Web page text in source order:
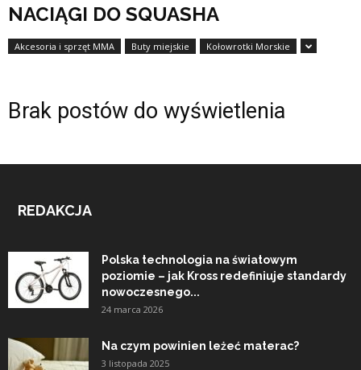
NACIĄGI DO SQUASHA
Akcesoria i sprzęt MMA Buty miejskie Kołowrotki Morskie
Brak postów do wyświetlenia
REDAKCJA
Polska technologia na światowym
poziomie – jak Kross redefiniuje standardy
nowoczesnego...
24 marca 2026
Na czym powinien leżeć materac?
3 listopada 2025